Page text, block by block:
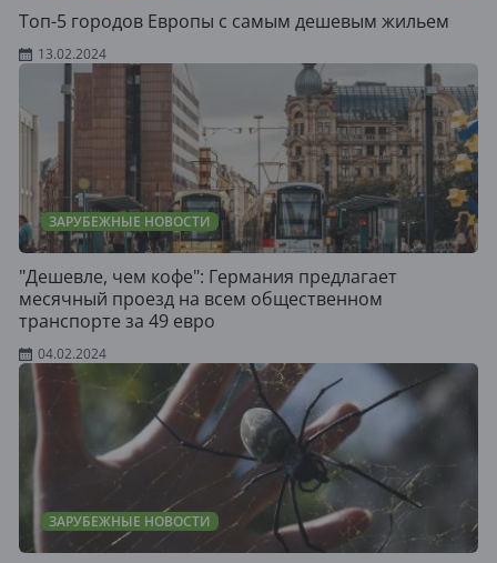
Топ-5 городов Европы с самым дешевым жильем
13.02.2024
ЗАРУБЕЖНЫЕ НОВОСТИ
"Дешевле, чем кофе": Германия предлагает
месячный проезд на всем общественном
транспорте за 49 евро
04.02.2024
ЗАРУБЕЖНЫЕ НОВОСТИ